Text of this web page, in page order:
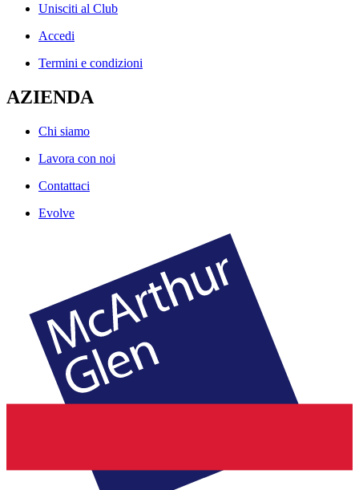
Unisciti al Club
Accedi
Termini e condizioni
AZIENDA
Chi siamo
Lavora con noi
Contattaci
Evolve